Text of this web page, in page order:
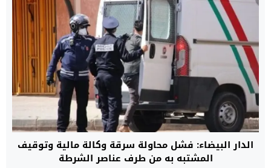
الدار البيضاء: فشل محاولة سرقة وكالة مالية وتوقيف
المشتبه به من طرف عناصر الشرطة